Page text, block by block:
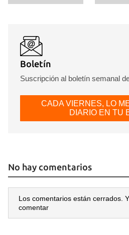
Boletín
Suscripción al boletín semanal de
CADA VIERNES, LO
DIARIO EN TU
No hay comentarios
Los comentarios están cerrados.
comentar